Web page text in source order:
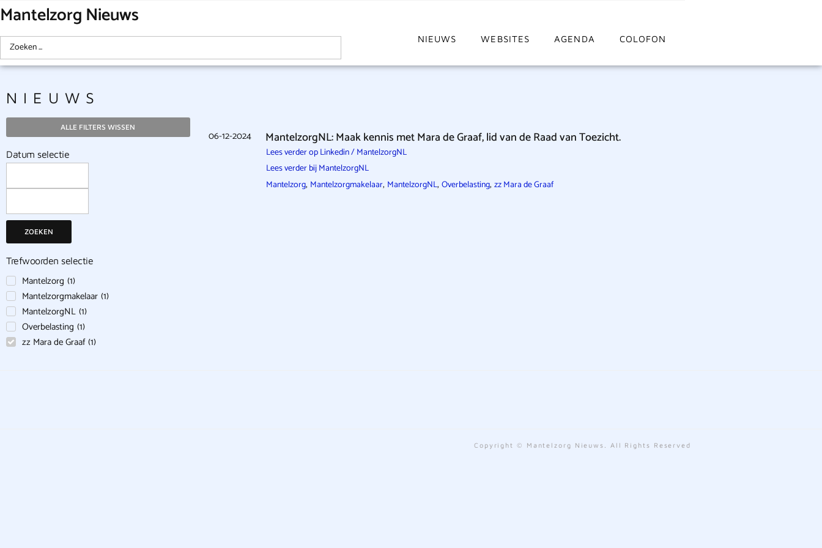
Mantelzorg Nieuws
NIEUWS WEBSITES AGENDA COLOFON
NIEUWS
ALLE FILTERS WISSEN
Datum selectie
ZOEKEN
Trefwoorden selectie
Mantelzorg (1)
Mantelzorgmakelaar (1)
MantelzorgNL (1)
Overbelasting (1)
zz Mara de Graaf (1)
06-12-2024 MantelzorgNL: Maak kennis met Mara de Graaf, lid van de Raad van Toezicht.
Lees verder op Linkedin / MantelzorgNL
Lees verder bij MantelzorgNL
Mantelzorg, Mantelzorgmakelaar, MantelzorgNL, Overbelasting, zz Mara de Graaf
Copyright © Mantelzorg Nieuws. All Rights Reserved